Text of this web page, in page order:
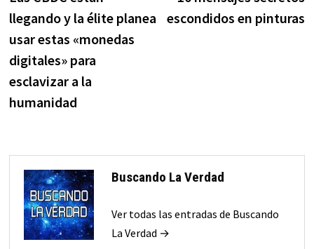
de
entradas
llegando y la élite planea
usar estas «monedas
digitales» para
esclavizar a la
humanidad
escondidos en pinturas
Buscando La Verdad
Ver todas las entradas de Buscando
La Verdad →